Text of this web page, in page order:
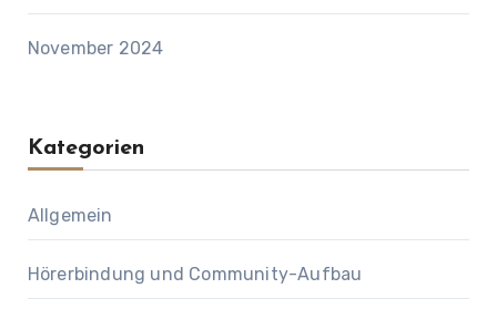
November 2024
Kategorien
Allgemein
Hörerbindung und Community-Aufbau